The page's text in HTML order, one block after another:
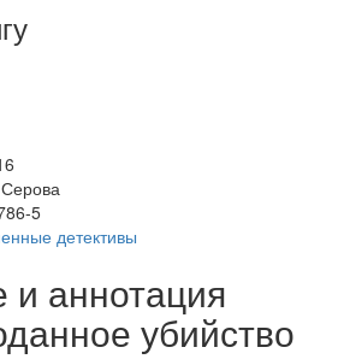
5
детективы
и аннотация
убийство